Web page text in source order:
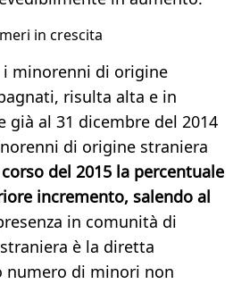
in crescita
i minorenni di origine
risulta alta e in
già al 31 dicembre del 2014
di origine straniera
del 2015 la percentuale
incremento, salendo al
in comunità di
è la diretta
numero di minori non